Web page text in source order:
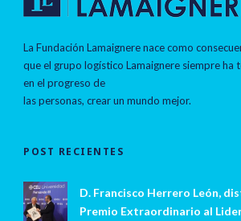
La Fundación Lamaignere nace como
que el grupo logístico Lamaignere siempre
en el progreso de
las personas, crear un mundo mejor.
POST RECIENTES
D. Francisco Herrero León,
Premio Extraordinario al